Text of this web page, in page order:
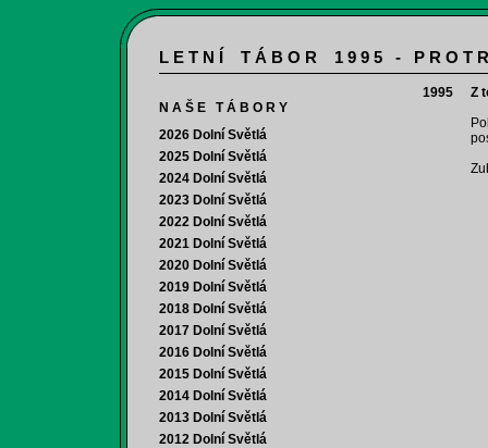
L E T N Í T Á B O R 1 9 9 5 - P R O T
N A Š E T Á B O R Y
2026 Dolní Světlá
2025 Dolní Světlá
2024 Dolní Světlá
2023 Dolní Světlá
2022 Dolní Světlá
2021 Dolní Světlá
2020 Dolní Světlá
2019 Dolní Světlá
2018 Dolní Světlá
2017 Dolní Světlá
2016 Dolní Světlá
2015 Dolní Světlá
2014 Dolní Světlá
2013 Dolní Světlá
2012 Dolní Světlá
1995
Z